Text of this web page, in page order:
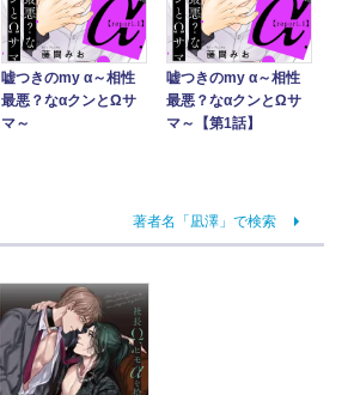
嘘つきのmy α～相性
最悪？なαクンとΩサ
マ～
嘘つきのmy α～相性
最悪？なαクンとΩサ
マ～【第1話】
著者名「凪澤」で検索